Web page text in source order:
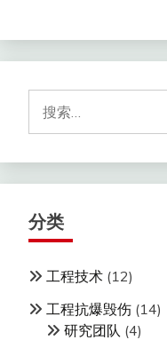
索：
分类
工程技术 (12)
工程抗爆毁伤 (14)
研究团队 (4)